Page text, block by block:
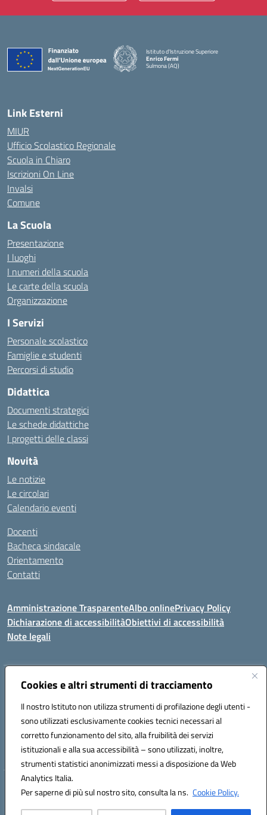
Cookies e altri strumenti di tracciamento
Il nostro Istituto non utilizza strumenti di profilazione degli utenti -
sono utilizzati esclusivamente cookies tecnici necessari al
corretto funzionamento del sito, alla fruibilità dei servizi
istituzionali e alla sua accessibilità – sono utilizzati, inoltre,
strumenti statistici anonimizzati messi a disposizione da Web
Analytics Italia.
Per saperne di più sul nostro sito, consulta la ns. Cookie Policy.
Istituto d'Istruzione Superiore
Enrico Fermi
Sulmona (AQ)
— Visita la pagina iniziale della scuola
Link Esterni
MIUR
Ufficio Scolastico Regionale
Scuola in Chiaro
Iscrizioni On Line
Invalsi
Comune
La Scuola
Presentazione
I luoghi
I numeri della scuola
Le carte della scuola
Organizzazione
I Servizi
Personale scolastico
Famiglie e studenti
Percorsi di studio
Didattica
Documenti strategici
Le schede didattiche
I progetti delle classi
Novità
Le notizie
Le circolari
Calendario eventi
Docenti
Bacheca sindacale
Orientamento
Contatti
Amministrazione TrasparenteAlbo onlinePrivacy Policy
Dichiarazione di accessibilitàObiettivi di accessibilità
Note legali
Indirizzo:Viale P. Togliatti snc 67039 Sulmona (AQ)
Posta elettronica certificata (PEC):aqis01900g@pec.istruzione.it
Codice fiscale: 92025400661
Codice meccanografico: AQIS01900G
Hosting & Powered by 3D Solution S.r.l.
Concept & Design by Designers Italia